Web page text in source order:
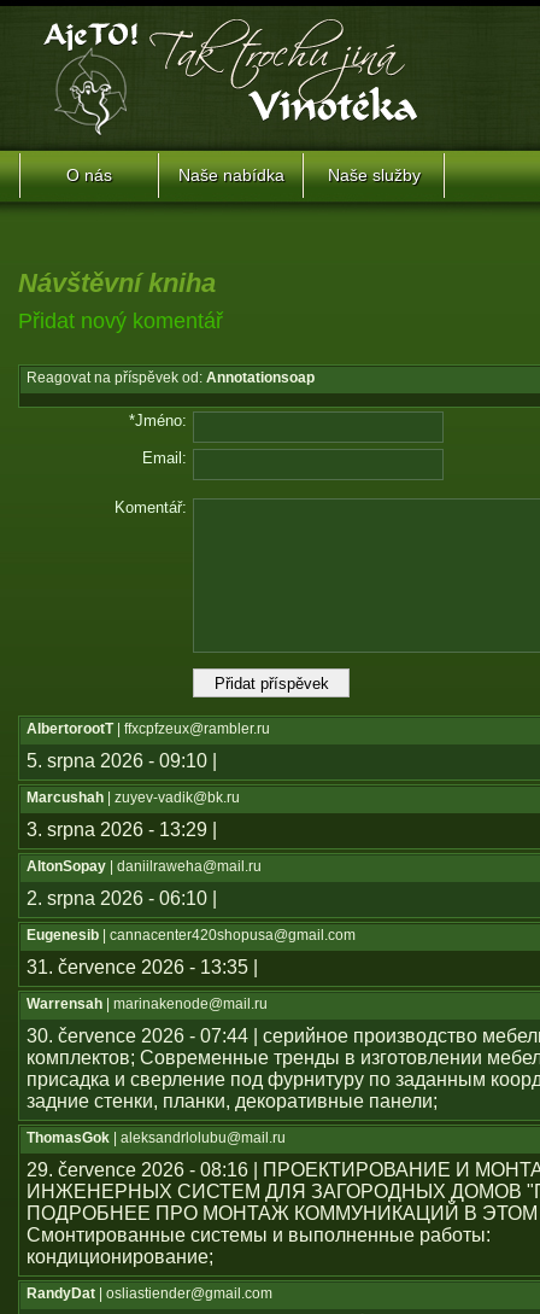
O nás Naše nabídka Naše služby
Návštěvní kniha
Přidat nový komentář
Reagovat na příspěvek od: Annotationsoap
*Jméno:
Email:
Komentář:
AlbertorootT| ffxcpfzeux@rambler.ru
5. srpna 2026 - 09:10 |
Marcushah | zuyev-vadik@bk.ru
3. srpna 2026 - 13:29 |
AltonSopay | daniilraweha@mail.ru
2. srpna 2026 - 06:10 |
Eugenesib | cannacenter420shopusa@gmail.com
31. července 2026 - 13:35 |
Warrensah | marinakenode@mail.ru
30. července 2026 - 07:44 | серийное производство
комплектов; Современные тренды в изготовлении
присадка и сверление под фурнитуру по заданным
задние стенки, планки, декоративные панели;
ThomasGok | aleksandrlolubu@mail.ru
29. července 2026 - 08:16 | ПРОЕКТИРОВАНИЕ И
ИНЖЕНЕРНЫХ СИСТЕМ ДЛЯ ЗАГОРОДНЫХ ДОМОВ
ПОДРОБНЕЕ ПРО МОНТАЖ КОММУНИКАЦИЙ В
Смонтированные системы и выполненные работы:
кондиционирование;
RandyDat | osliastiender@gmail.com